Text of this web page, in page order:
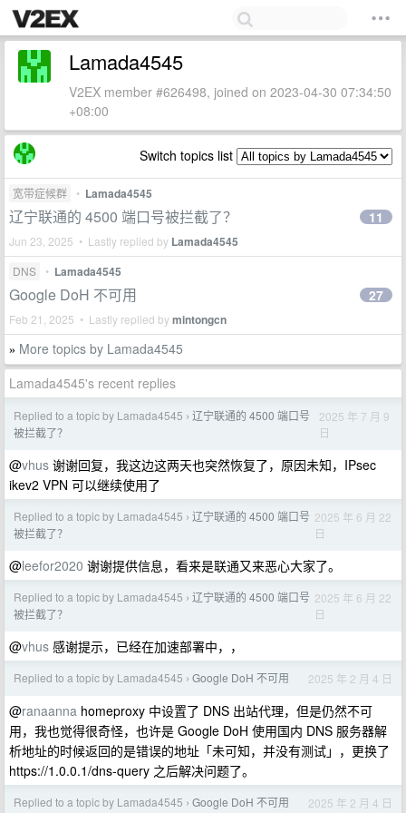
Lamada4545
V2EX member #626498, joined on 2023-04-30 07:34:50
+08:00
Switch topics list
宽带症候群 • Lamada4545
辽宁联通的 4500 端口号被拦截了？
Jun 23, 2025 • Lastly replied by Lamada4545
11
DNS • Lamada4545
Google DoH 不可用
Feb 21, 2025 • Lastly replied bymintongcn
27
» More topics by Lamada4545
Lamada4545's recent replies
Replied to a topic by Lamada4545 › 辽宁联通的 4500 端口号
被拦截了？
2025 年 7 月 9
日
@vhus 谢谢回复，我这边这两天也突然恢复了，原因未知，IPsec
ikev2 VPN 可以继续使用了
Replied to a topic by Lamada4545 › 辽宁联通的 4500 端口号
被拦截了？
2025 年 6 月 22
日
@leefor2020 谢谢提供信息，看来是联通又来恶心大家了。
Replied to a topic by Lamada4545 › 辽宁联通的 4500 端口号
被拦截了？
2025 年 6 月 22
日
@vhus 感谢提示，已经在加速部署中，，
Replied to a topic by Lamada4545 › Google DoH 不可用 2025 年 2 月 4 日
@ranaanna homeproxy 中设置了 DNS 出站代理，但是仍然不可
用，我也觉得很奇怪，也许是 Google DoH 使用国内 DNS 服务器解
析地址的时候返回的是错误的地址「未可知，并没有测试」，更换了
https://1.0.0.1/dns-query 之后解决问题了。
Replied to a topic by Lamada4545 › Google DoH 不可用 2025 年 2 月 4 日